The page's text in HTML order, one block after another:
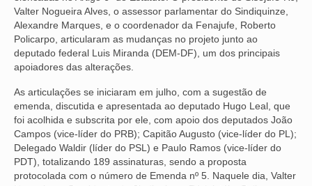
SÃO JOSÉ DOS CAMPOS
SÃO JOSÉ DO RIO PRETO
SOROCABA
NOTÍCIAS
BOLETIM
VÍDEOS
Valter Nogueira Alves, o assessor parlamentar do Sindiquinze,
Alexandre Marques, e o coordenador da Fenajufe, Roberto
Policarpo, articularam as mudanças no projeto junto ao
deputado federal Luis Miranda (DEM-DF), um dos principais
apoiadores das alterações.
As articulações se iniciaram em julho, com a sugestão de
emenda, discutida e apresentada ao deputado Hugo Leal, que
foi acolhida e subscrita por ele, com apoio dos deputados João
Campos (vice-líder do PRB); Capitão Augusto (vice-líder do PL);
Delegado Waldir (líder do PSL) e Paulo Ramos (vice-líder do
PDT), totalizando 189 assinaturas, sendo a proposta
protocolada com o número de Emenda nº 5. Naquele dia, Valter